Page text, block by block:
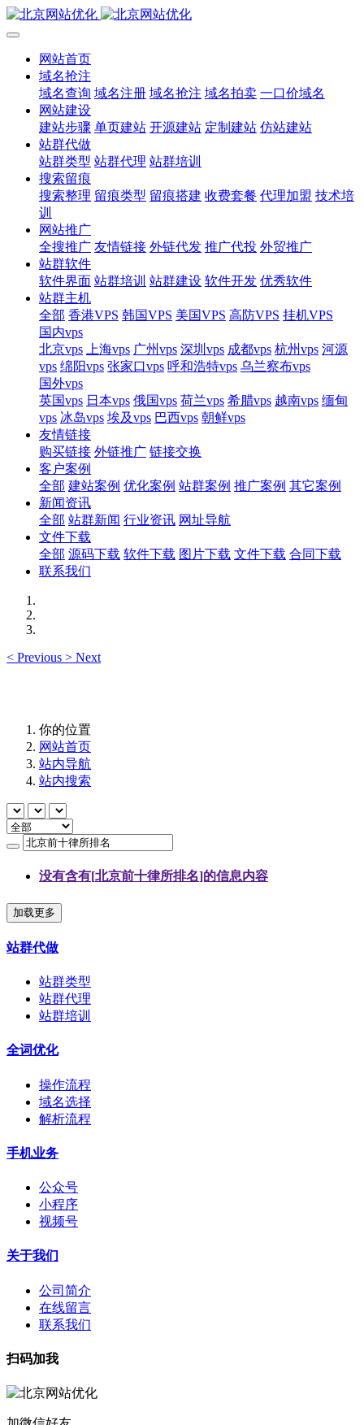
网站首页
域名抢注
域名查询 域名注册 域名抢注 域名拍卖 一口价域名
网站建设
建站步骤 单页建站 开源建站 定制建站 仿站建站
站群代做
站群类型 站群代理 站群培训
搜索留痕
搜索整理 留痕类型 留痕搭建 收费套餐 代理加盟 技术培
训
网站推广
全搜推广 友情链接 外链代发 推广代投 外贸推广
站群软件
软件界面 站群培训 站群建设 软件开发 优秀软件
站群主机
全部 香港VPS 韩国VPS 美国VPS 高防VPS 挂机VPS
国内vps
北京vps
上海vps 广州vps 深圳vps 成都vps 杭州vps 河源
vps 绵阳vps 张家口vps 呼和浩特vps 乌兰察布vps
国外vps
英国vps 日本vps 俄国vps 荷兰vps 希腊vps 越南vps 缅甸
vps 冰岛vps 埃及vps 巴西vps 朝鲜vps
友情链接
购买链接 外链推广 链接交换
客户案例
全部 建站案例 优化案例 站群案例 推广案例 其它案例
新闻资讯
全部 站群新闻 行业资讯 网址导航
文件下载
全部 源码下载 软件下载 图片下载 文件下载 合同下载
联系我们
< Previous > Next
你的位置
网站首页
站内导航
站内搜索
没有含有[北京前十律所排名]的信息内容
加载更多
站群代做
站群类型
站群代理
站群培训
全词优化
操作流程
域名选择
解析流程
手机业务
公众号
小程序
视频号
关于我们
公司简介
在线留言
联系我们
扫码加我